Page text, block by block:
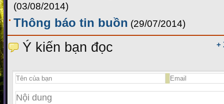
(03/08/2014)
Thông báo tin buồn (29/07/2014)
+
Ý kiến bạn đọc